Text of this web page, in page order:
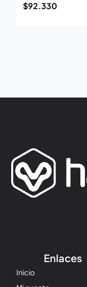
$92.330
Enlaces
Inicio